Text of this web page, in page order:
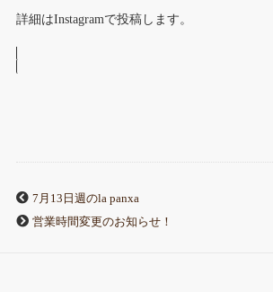
詳細はInstagramで投稿します。
7月13日週のla panxa
営業時間変更のお知らせ！